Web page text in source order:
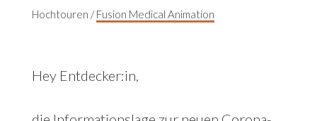
Hochtouren /Fusion Medical Animation
Hey Entdecker:in,